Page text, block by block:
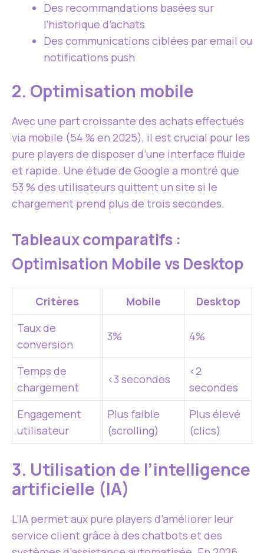
Des recommandations basées sur
l’historique d’achats
Des communications ciblées par email ou
notifications push
2. Optimisation mobile
Avec une part croissante des achats effectués
via mobile (54 % en 2025), il est crucial pour les
pure players de disposer d’une interface fluide
et rapide. Une étude de Google a montré que
53 % des utilisateurs quittent un site si le
chargement prend plus de trois secondes.
Tableaux comparatifs :
Optimisation Mobile vs Desktop
Critères Mobile
Desktop
Taux de
conversion
3% 4%
Temps de
chargement
<3 secondes
<2
secondes
Engagement
utilisateur
Plus faible
(scrolling)
Plus élevé
(clics)
3. Utilisation de l’intelligence
artificielle (IA)
L’IA permet aux pure players d’améliorer leur
service client grâce à des chatbots et des